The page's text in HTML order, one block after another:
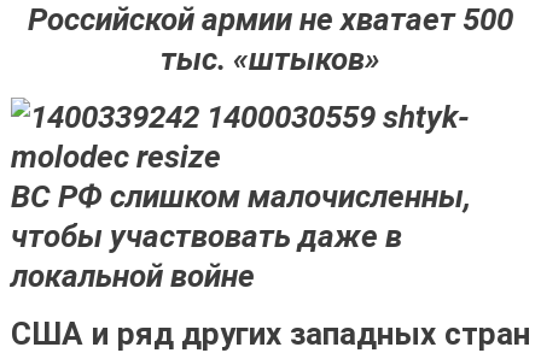
Российской армии не хватает 500
тыс. «штыков»
ВС РФ слишком малочисленны,
чтобы участвовать даже в
локальной войне
США и ряд других западных стран